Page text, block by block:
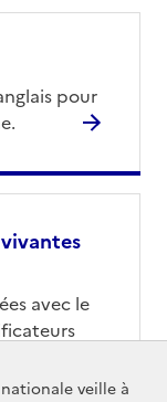
veille à
pour
avec le